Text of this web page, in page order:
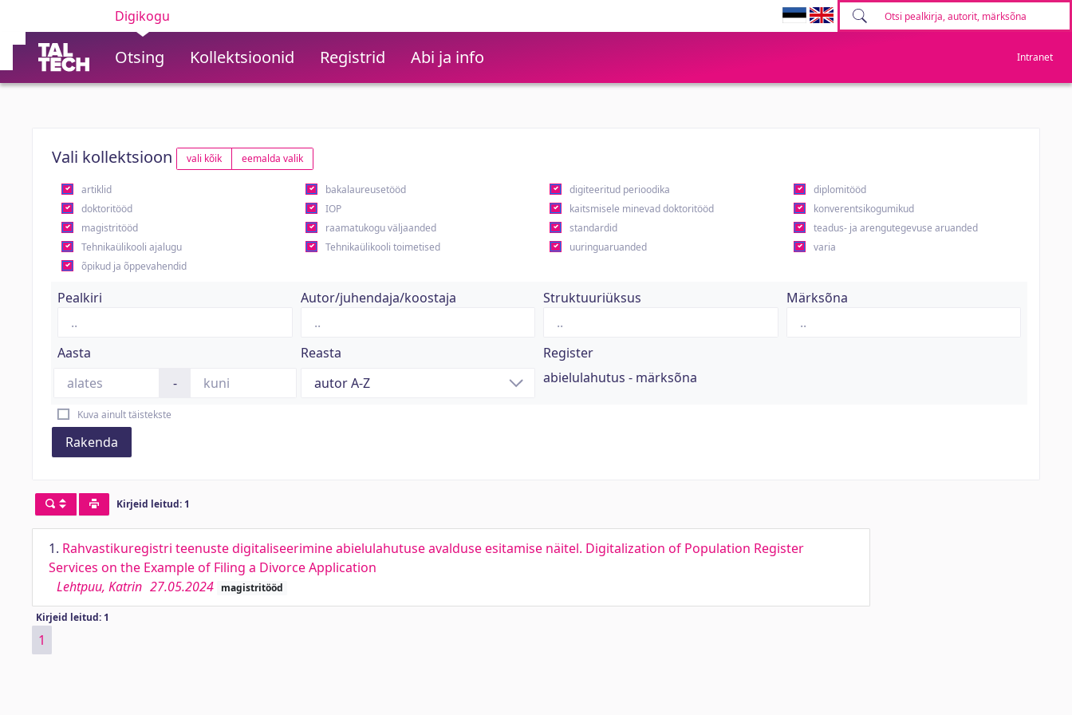
Digikogu
Otsing Kollektsioonid Registrid Abi ja info Intranet
Vali kollektsioon vali kõik eemalda valik
artiklid bakalaureusetööd digiteeritud perioodika
diplomitööd
doktoritööd
IOP kaitsmisele minevad doktoritööd
konverentsikogumikud
magistritööd
raamatukogu väljaanded standardid
teadus- ja arengutegevuse aruanded
Tehnikaülikooli ajalugu
Tehnikaülikooli toimetised uuringuaruanded
varia
õpikud ja õppevahendid
Pealkiri Autor/juhendaja/koostaja Struktuuriüksus Märksõna
Aasta
-
Reasta
Register
abielulahutus - märksõna
Kuva ainult täistekste
Rakenda
Kirjeid leitud: 1
1. Rahvastikuregistri teenuste digitaliseerimine abielulahutuse avalduse esitamise näitel. Digitalization of Population Register
Services on the Example of Filing a Divorce Application
Lehtpuu, Katrin 27.05.2024 magistritööd
Kirjeid leitud: 1
1